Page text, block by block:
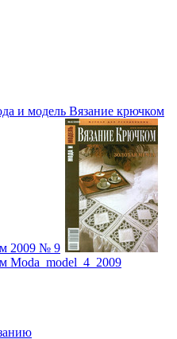
и модель Вязание крючком
2009 № 9
Moda_model_4_2009